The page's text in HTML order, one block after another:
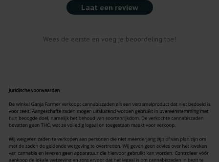
Laat een review
Wees de eerste en voeg je beoordeling toe!